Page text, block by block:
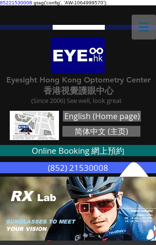
85221530008 gtag('config', 'AW-1064999570');
Eyesight Hong Kong Optometry Center
香港視覺護眼中心
(Since 2006) See well, look great
English (Home page)
简体中文 (主页)
Online Booking 網上預約
(852) 21530008
RX Lab
SUNGLASSES TO MEET
YOUR VISION